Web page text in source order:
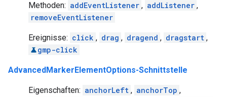
Methoden: addEventListener , addListener ,
removeEventListener
Ereignisse: click , drag , dragend , dragstart ,
gmp-click
AdvancedMarkerElementOptions-Schnittstelle
Eigenschaften: anchorLeft , anchorTop ,